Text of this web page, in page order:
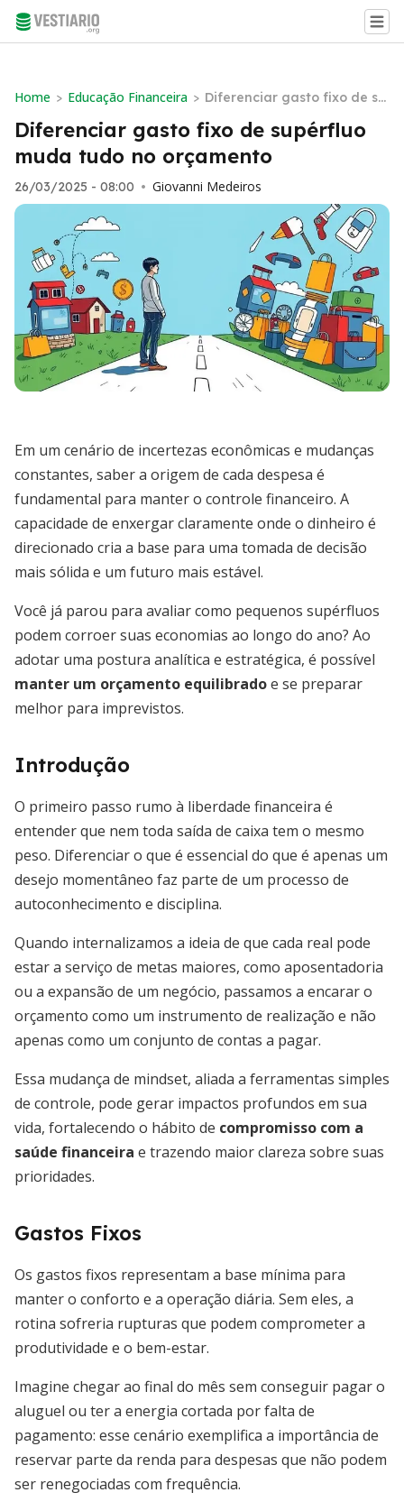
Home > Educação Financeira > Diferenciar gasto fixo de su
pérfluo muda tudo no orça
mento
Diferenciar gasto fixo de supérfluo
muda tudo no orçamento
26/03/2025 - 08:00 • Giovanni Medeiros
Em um cenário de incertezas econômicas e mudanças
constantes, saber a origem de cada despesa é
fundamental para manter o controle financeiro. A
capacidade de enxergar claramente onde o dinheiro é
direcionado cria a base para uma tomada de decisão
mais sólida e um futuro mais estável.
Você já parou para avaliar como pequenos supérfluos
podem corroer suas economias ao longo do ano? Ao
adotar uma postura analítica e estratégica, é possível
manter um orçamento equilibradoe se preparar
melhor para imprevistos.
Introdução
O primeiro passo rumo à liberdade financeira é
entender que nem toda saída de caixa tem o mesmo
peso. Diferenciar o que é essencial do que é apenas um
desejo momentâneo faz parte de um processo de
autoconhecimento e disciplina.
Quando internalizamos a ideia de que cada real pode
estar a serviço de metas maiores, como aposentadoria
ou a expansão de um negócio, passamos a encarar o
orçamento como um instrumento de realização e não
apenas como um conjunto de contas a pagar.
Essa mudança de mindset, aliada a ferramentas simples
de controle, pode gerar impactos profundos em sua
vida, fortalecendo o hábito de compromisso com a
saúde financeira e trazendo maior clareza sobre suas
prioridades.
Gastos Fixos
Os gastos fixos representam a base mínima para
manter o conforto e a operação diária. Sem eles, a
rotina sofreria rupturas que podem comprometer a
produtividade e o bem-estar.
Imagine chegar ao final do mês sem conseguir pagar o
aluguel ou ter a energia cortada por falta de
pagamento: esse cenário exemplifica a importância de
reservar parte da renda para despesas que não podem
ser renegociadas com frequência.